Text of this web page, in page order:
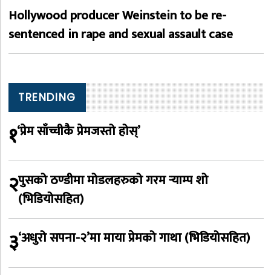
Hollywood producer Weinstein to be re-
sentenced in rape and sexual assault case
TRENDING
१‘प्रेम साँच्चीकै प्रेमजस्तो होस्’
२पुसको ठण्डीमा मोडलहरुको गरम र्‍याम्प शो
(भिडियोसहित)
३‘अधुरो सपना-२’मा माया प्रेमको गाथा (भिडियोसहित)